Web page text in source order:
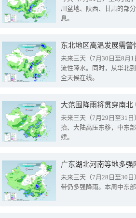
川盆地、陕西、甘肃的部
息。
东北地区高温发展需
未来三天（7月30日至8月
流性降水。同时，从华北
全天候在线。
大范围降雨将贯穿南
未来三天（7月29日至31
抬、大陆高压东移，中东
续。
广东湖北河南等地多
未来三天（7月28日至30
带仍多强降雨。本周中东